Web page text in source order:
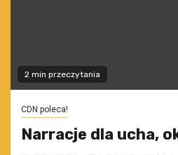
2 min przeczytania
CDN poleca!
Narracje dla ucha,